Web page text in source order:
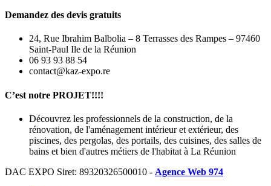
Demandez des devis gratuits
24, Rue Ibrahim Balbolia – 8 Terrasses des Rampes – 97460
Saint-Paul Ile de la Réunion
06 93 93 88 54
contact@kaz-expo.re
C’est notre PROJET!!!!
Découvrez les professionnels de la construction, de la
rénovation, de l'aménagement intérieur et extérieur, des
piscines, des pergolas, des portails, des cuisines, des salles de
bains et bien d'autres métiers de l'habitat à La Réunion
DAC EXPO Siret: 89320326500010 - Agence Web 974